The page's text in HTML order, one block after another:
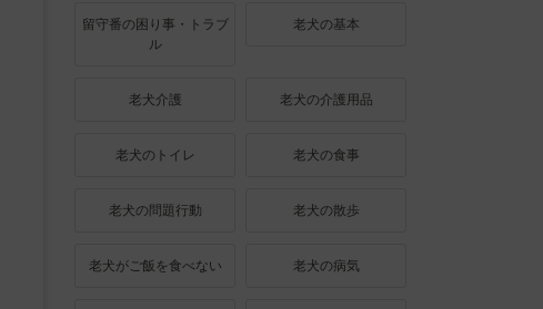
留守番の困り事・トラブ
ル
老犬の基本
老犬介護 老犬の介護用品
老犬のトイレ 老犬の食事
老犬の問題行動 老犬の散歩
老犬がご飯を食べない 老犬の病気